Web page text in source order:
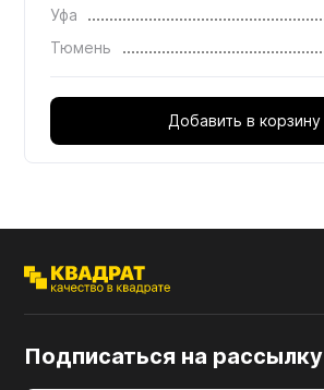
Уфа
Тюмень
Добавить в корзину
Подписаться на рассылку